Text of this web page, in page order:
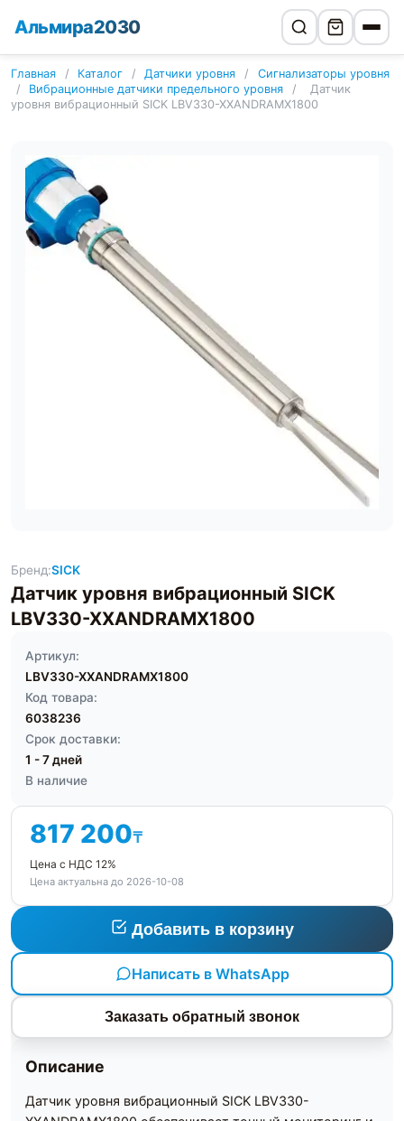
Альмира2030
Главная / Каталог / Датчики уровня /
Сигнализаторы уровня
/
Вибрационные датчики предельного уровня /
Датчик
уровня вибрационный SICK LBV330-XXANDRAMX1800
Бренд:SICK
Датчик уровня вибрационный SICK
LBV330-XXANDRAMX1800
Артикул:
LBV330-XXANDRAMX1800
Код товара:
6038236
Срок доставки:
1 - 7 дней
В наличие
817 200₸
Цена с НДС 12%
Цена актуальна до 2026-10-08
Добавить в корзину
Написать в WhatsApp
Заказать обратный звонок
Описание
Датчик уровня вибрационный SICK LBV330-